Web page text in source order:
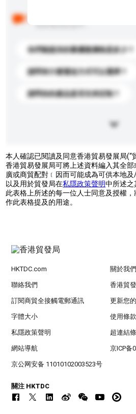
你的查詢訊息中。
你們能提供的最優惠價格是多少？
請問有什麼運送方式可以選擇？
請問你的產品是否支持定制？
本人確認已閱讀及同意香港貿易發展局(“
香港貿易發展局可將上述資料編入其全
廣或商貿配對﹝因而可能成為可供本地
以及用於貿發局在私隱政策聲明中所述之
此表格上所述的每一位人士同意及授權
作此表格提及的用途。
HKTDC.com 關於我們
聯絡我們 香港貿
訂閱商貿全接觸電郵通訊 更新您
字體大小 使用條款
私隱政策聲明 超連結
網站導航 京ICP备
京公网安备 11010102003523号
關注 HKTDC